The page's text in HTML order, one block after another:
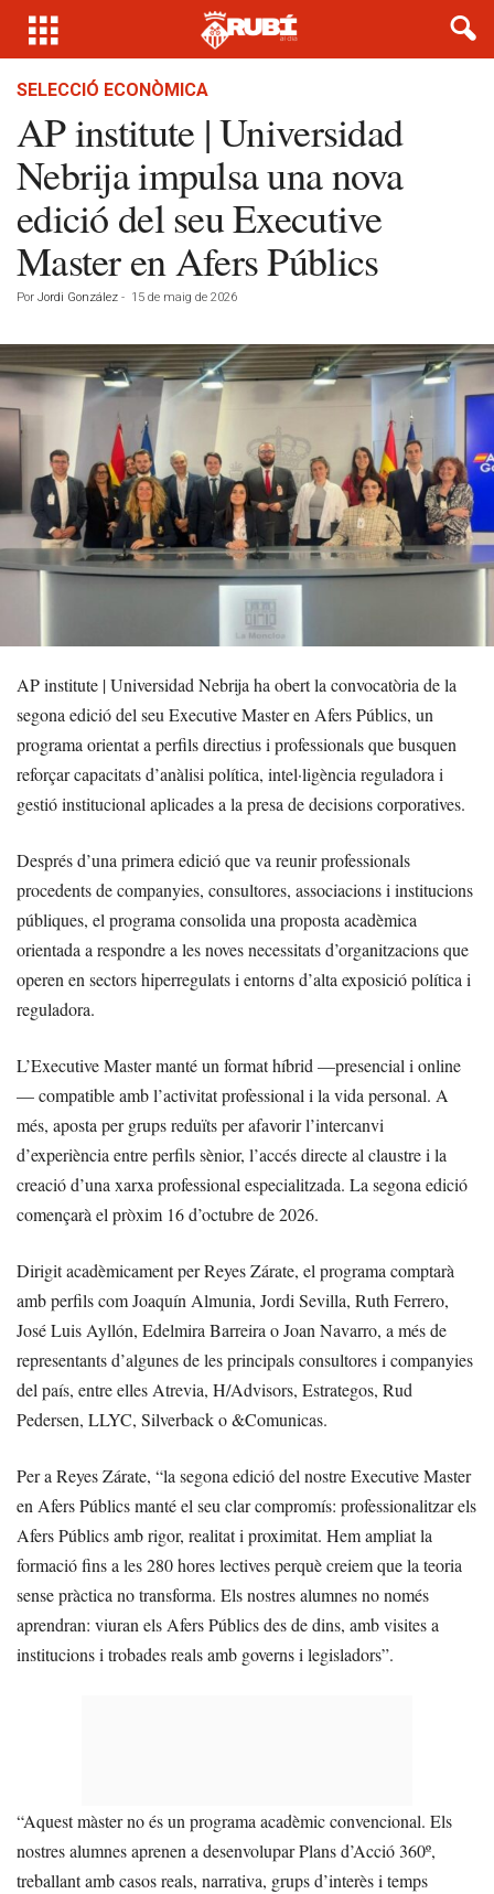
SELECCIÓ ECONÒMICA
AP institute | Universidad
Nebrija impulsa una nova
edició del seu Executive
Master en Afers Públics
Por Jordi González - 15 de maig de 2026
AP institute | Universidad Nebrija ha obert la convocatòria de la
segona edició del seu Executive Master en Afers Públics, un
programa orientat a perfils directius i professionals que busquen
reforçar capacitats d’anàlisi política, intel·ligència reguladora i
gestió institucional aplicades a la presa de decisions corporatives.
Després d’una primera edició que va reunir professionals
procedents de companyies, consultores, associacions i institucions
públiques, el programa consolida una proposta acadèmica
orientada a respondre a les noves necessitats d’organitzacions que
operen en sectors hiperregulats i entorns d’alta exposició política i
reguladora.
L’Executive Master manté un format híbrid —presencial i online
— compatible amb l’activitat professional i la vida personal. A
més, aposta per grups reduïts per afavorir l’intercanvi
d’experiència entre perfils sènior, l’accés directe al claustre i la
creació d’una xarxa professional especialitzada. La segona edició
començarà el pròxim 16 d’octubre de 2026.
Dirigit acadèmicament per Reyes Zárate, el programa comptarà
amb perfils com Joaquín Almunia, Jordi Sevilla, Ruth Ferrero,
José Luis Ayllón, Edelmira Barreira o Joan Navarro, a més de
representants d’algunes de les principals consultores i companyies
del país, entre elles Atrevia, H/Advisors, Estrategos, Rud
Pedersen, LLYC, Silverback o &Comunicas.
Per a Reyes Zárate, “la segona edició del nostre Executive Master
en Afers Públics manté el seu clar compromís: professionalitzar els
Afers Públics amb rigor, realitat i proximitat. Hem ampliat la
formació fins a les 280 hores lectives perquè creiem que la teoria
sense pràctica no transforma. Els nostres alumnes no només
aprendran: viuran els Afers Públics des de dins, amb visites a
institucions i trobades reals amb governs i legisladors”.
“Aquest màster no és un programa acadèmic convencional. Els
nostres alumnes aprenen a desenvolupar Plans d’Acció 360º,
treballant amb casos reals, narrativa, grups d’interès i temps